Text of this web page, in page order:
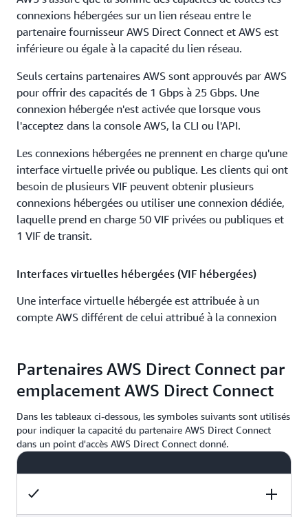
connexions hébergées sur un lien réseau entre le
partenaire fournisseur AWS Direct Connect et AWS est
inférieure ou égale à la capacité du lien réseau.
Seuls certains partenaires AWS sont approuvés par AWS
pour offrir des capacités de 1 Gbps à 25 Gbps. Une
connexion hébergée n'est activée que lorsque vous
l'acceptez dans la console AWS, la CLI ou l'API.
Les connexions hébergées ne prennent en charge qu'une
interface virtuelle privée ou publique. Les clients qui ont
besoin de plusieurs VIF peuvent obtenir plusieurs
connexions hébergées ou utiliser une connexion dédiée,
laquelle prend en charge 50 VIF privées ou publiques et
1 VIF de transit.
Interfaces virtuelles hébergées (VIF hébergées)
Une interface virtuelle hébergée est attribuée à un
compte AWS différent de celui attribué à la connexion
AWS Direct Connect autorisent l'accès à
AWS Direct Connect en créant des VIF hébergées
assignées à votre compte AWS. Une VIF hébergée ne
peut pas devenir active tant que vous ne l'avez pas
acceptée dans la console AWS, l'interface de ligne de
commande ou l'API AWS. Le partenaire fournisseur
plusieurs clients. Chaque interface virtuelle hébergée a
Partenaires AWS Direct Connect par
emplacement AWS Direct Connect
Dans les tableaux ci-dessous, les symboles suivants sont utilisés
pour indiquer la capacité du partenaire AWS Direct Connect
dans un point d'accès AWS Direct Connect donné.